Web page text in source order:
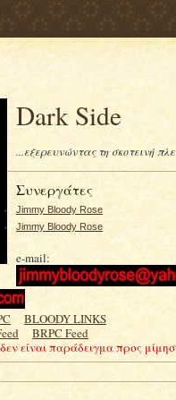
Dark Side
...εξερευνώντας τη σκοτεινή
Συνεργάτες
Jimmy Bloody Rose
Jimmy Bloody Rose
e-mail:
.....BLOODY LINKS
.....BRPC Feed
είναι παράδειγμα προς